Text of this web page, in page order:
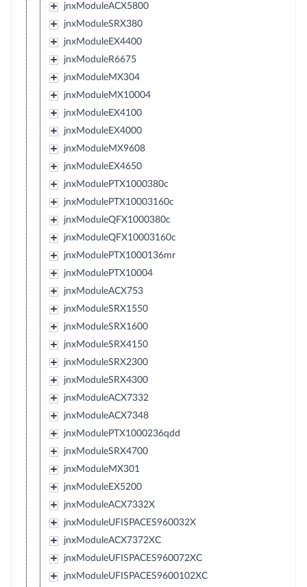
jnxModuleACX5800
jnxModuleSRX380
jnxModuleEX4400
jnxModuleR6675
jnxModuleMX304
jnxModuleMX10004
jnxModuleEX4100
jnxModuleEX4000
jnxModuleMX9608
jnxModuleEX4650
jnxModulePTX1000380c
jnxModulePTX10003160c
jnxModuleQFX1000380c
jnxModuleQFX10003160c
jnxModulePTX1000136mr
jnxModulePTX10004
jnxModuleACX753
jnxModuleSRX1550
jnxModuleSRX1600
jnxModuleSRX4150
jnxModuleSRX2300
jnxModuleSRX4300
jnxModuleACX7332
jnxModuleACX7348
jnxModulePTX1000236qdd
jnxModuleSRX4700
jnxModuleMX301
jnxModuleEX5200
jnxModuleACX7332X
jnxModuleUFISPACES960032X
jnxModuleACX7372XC
jnxModuleUFISPACES960072XC
jnxModuleUFISPACES9600102XC